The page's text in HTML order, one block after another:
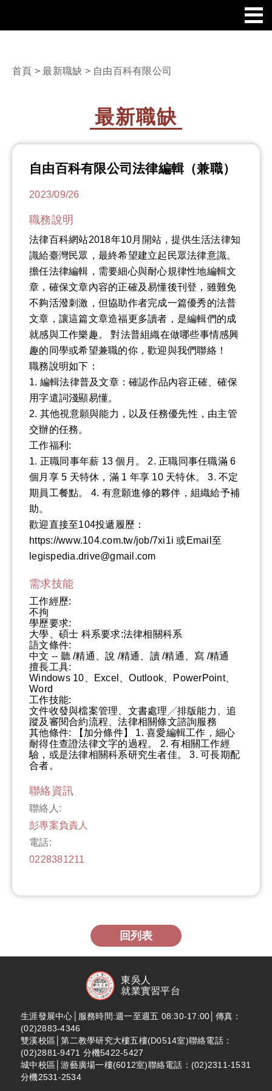
首頁 >最新職缺 > 自由百科有限公司
最新職缺
自由百科有限公司法律編輯（兼職）
2023/09/26
職務說明
法律百科網站2018年10月開站，提供生活法律知
識給臺灣民眾，最終希望建立起民眾法律意識。
擔任法律編輯，需要細心與耐心規律性地編輯文
章，確保文章內容的正確及易懂後刊登，雖難免
不夠活潑刺激，但協助作者完成一篇優秀的法普
文章，讓這篇文章造福更多讀者，是編輯們的成
就感與工作樂趣。 對法普組織在做哪些事情感興
趣的同學或希望兼職的你，歡迎與我們聯絡！
職務說明如下：
1. 編輯法律普及文章：確認作品內容正確、確保
用字遣詞淺顯易懂。
2. 其他視意願與能力，以及任務優先性，由主管
交辦的任務。
工作福利:
1. 正職同事年薪 13 個月。 2. 正職同事任職滿 6
個月享 5 天特休，滿 1 年享 10 天特休。 3. 不定
期員工餐點。 4. 有意願進修的夥伴，組織給予補
助。
歡迎直接至104投遞履歷：
https://www.104.com.tw/job/7xi1i 或Email至
legispedia.drive@gmail.com
需求技能
工作經歷:
不拘
學歷要求:
大學、碩士 科系要求:法律相關科系
語文條件:
中文 -- 聽 /精通、說 /精通、讀 /精通、寫 /精通
擅長工具:
Windows 10、Excel、Outlook、PowerPoint、
Word
工作技能:
文件收發與檔案管理、文書處理╱排版能力、追
蹤及審閱合約流程、法律相關條文諮詢服務
其他條件: 【加分條件】 1. 喜愛編輯工作，細心
耐得住查證法律文字的過程。 2. 有相關工作經
驗，或是法律相關科系研究生者佳。 3. 可長期配
合者。
聯絡資訊
聯絡人:
彭專案負責人
電話:
0228381211
回列表
東吳人
就業實習平台
生涯發展中心│服務時間:週一至週五 08:30-17:00│傳真：
(02)2883-4346
雙溪校區│第二教學研究大樓五樓(D0514室)聯絡電話：
(02)2881-9471 分機5422-5427
城中校區│游藝廣場一樓(6012室)聯絡電話：(02)2311-1531
分機2531-2534